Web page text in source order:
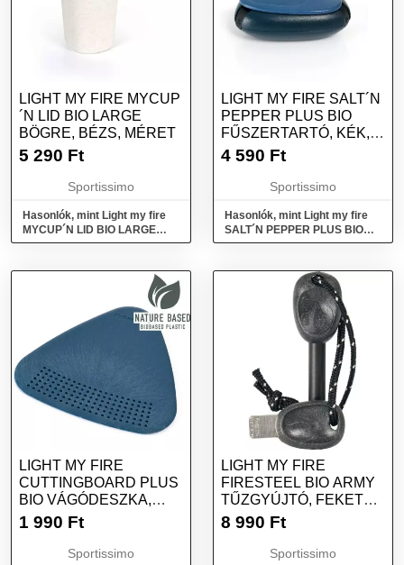
LIGHT MY FIRE MYCUP
´N LID BIO LARGE
BÖGRE, BÉZS, MÉRET
5 290 Ft
Sportissimo
Hasonlók, mint Light my fire
MYCUP´N LID BIO LARGE
Bögre, bézs, méret
LIGHT MY FIRE SALT´N
PEPPER PLUS BIO
FŰSZERTARTÓ, KÉK,
MÉRET
4 590 Ft
Sportissimo
Hasonlók, mint Light my fire
SALT´N PEPPER PLUS BIO
Fűszertartó, kék, méret
LIGHT MY FIRE
CUTTINGBOARD PLUS
BIO VÁGÓDESZKA,
KÉK, MÉRET
1 990 Ft
Sportissimo
LIGHT MY FIRE
FIRESTEEL BIO ARMY
TŰZGYÚJTÓ, FEKETE,
MÉRET
8 990 Ft
Sportissimo